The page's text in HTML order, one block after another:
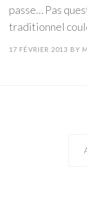
passe… Pas
traditionnel
17 FÉVRIER 2013 BY